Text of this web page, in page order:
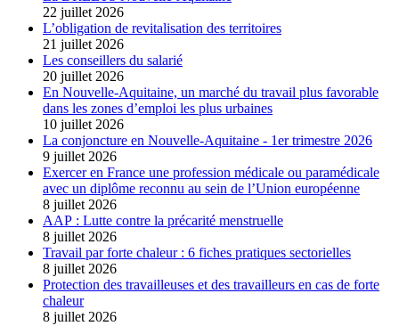
22 juillet 2026
L’obligation de revitalisation des territoires
21 juillet 2026
Les conseillers du salarié
20 juillet 2026
En Nouvelle-Aquitaine, un marché du travail plus favorable
dans les zones d’emploi les plus urbaines
10 juillet 2026
La conjoncture en Nouvelle-Aquitaine - 1er trimestre 2026
9 juillet 2026
Exercer en France une profession médicale ou paramédicale
avec un diplôme reconnu au sein de l’Union européenne
8 juillet 2026
AAP : Lutte contre la précarité menstruelle
8 juillet 2026
Travail par forte chaleur : 6 fiches pratiques sectorielles
8 juillet 2026
Protection des travailleuses et des travailleurs en cas de forte
chaleur
8 juillet 2026